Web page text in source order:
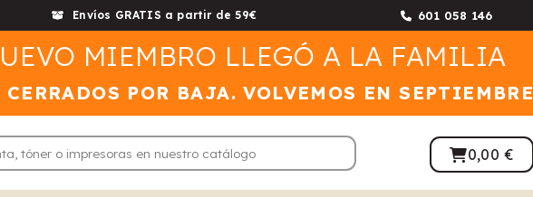
Envíos GRATIS a partir de 59€ 601 058 146
MIEMBRO LLEGÓ A LA FAMILIA
CERRADOS POR BAJA. VOLVEMOS EN SEPTIEMBRE
0,00 €